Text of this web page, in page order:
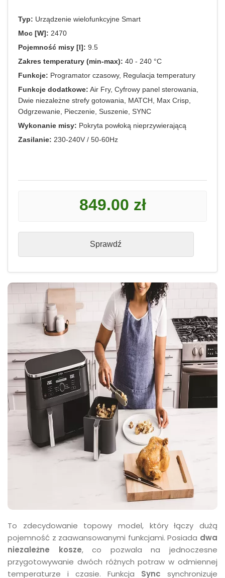
Typ: Urządzenie wielofunkcyjne Smart
Moc [W]: 2470
Pojemność misy [l]: 9.5
Zakres temperatury (min-max): 40 - 240 °C
Funkcje: Programator czasowy, Regulacja temperatury
Funkcje dodatkowe: Air Fry, Cyfrowy panel sterowania,
Dwie niezależne strefy gotowania, MATCH, Max Crisp,
Odgrzewanie, Pieczenie, Suszenie, SYNC
Wykonanie misy: Pokryta powłoką nieprzywierającą
Zasilanie: 230-240V / 50-60Hz
849.00 zł
Sprawdź
To zdecydowanie topowy model, który łączy dużą
pojemność z zaawansowanymi funkcjami. Posiada dwa
niezależne kosze, co pozwala na jednoczesne
przygotowywanie dwóch różnych potraw w odmiennej
temperaturze i czasie. Funkcja Sync synchronizuje